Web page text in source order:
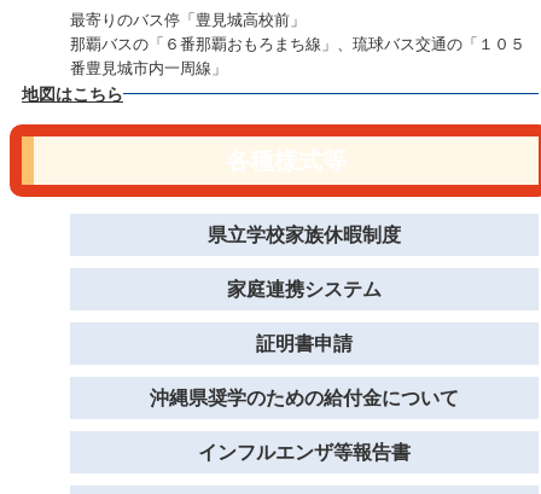
最寄りのバス停「豊見城高校前」
那覇バスの「６番那覇おもろまち線」、琉球バス交通の「１０５
番豊見城市内一周線」
地図はこちら
県立学校家族休暇制度
家庭連携システム
証明書申請
沖縄県奨学のための給付金について
インフルエンザ等報告書